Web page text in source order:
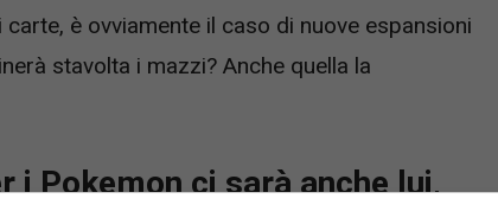
è ovviamente il caso di nuove espansioni
stavolta i mazzi? Anche quella la
i Pokemon ci sarà anche lui,